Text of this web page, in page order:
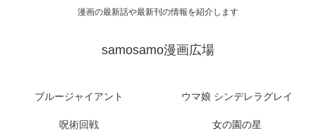
漫画の最新話や最新刊の情報を紹介します
samosamo漫画広場
ブルージャイアント ウマ娘 シンデレラグレイ
呪術回戦 女の園の星